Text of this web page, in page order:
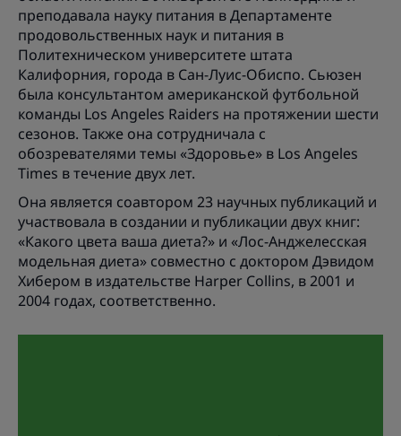
преподавала науку питания в Департаменте
продовольственных наук и питания в
Политехническом университете штата
Калифорния, города в Сан-Луис-Обиспо. Сьюзен
была консультантом американской футбольной
команды Los Angeles Raiders на протяжении шести
сезонов. Также она сотрудничала с
обозревателями темы «Здоровье» в Los Angeles
Times в течение двух лет.
Она является соавтором 23 научных публикаций и
участвовала в создании и публикации двух книг:
«Какого цвета ваша диета?» и «Лос-Анджелесская
модельная диета» совместно с доктором Дэвидом
Хибером в издательстве Harper Collins, в 2001 и
2004 годах, соответственно.